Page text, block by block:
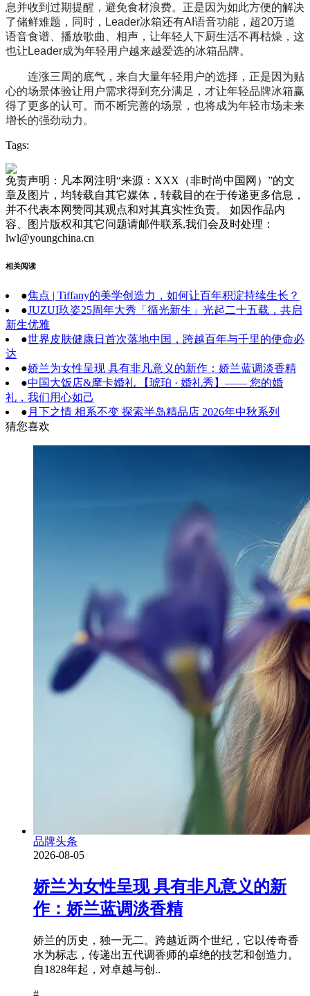
息并收到过期提醒，避免食材浪费。正是因为如此方便的解决
了储鲜难题，同时，Leader冰箱还有AI语音功能，超20万道
语音食谱、播放歌曲、相声，让年轻人下厨生活不再枯燥，这
也让Leader成为年轻用户越来越爱选的冰箱品牌。
连涨三周的底气，来自大量年轻用户的选择，正是因为贴
心的场景体验让用户需求得到充分满足，才让年轻品牌冰箱赢
得了更多的认可。而不断完善的场景，也将成为年轻市场未来
增长的强劲动力。
Tags:
免责声明：凡本网注明“来源：XXX（非时尚中国网）”的文
章及图片，均转载自其它媒体，转载目的在于传递更多信息，
并不代表本网赞同其观点和对其真实性负责。 如因作品内
容、图片版权和其它问题请邮件联系,我们会及时处理：
lwl@youngchina.cn
相关阅读
●焦点 | Tiffany的美学创造力，如何让百年积淀持续生长？
●JUZUI玖姿25周年大秀「循光新生」光起二十五载，共启
新生优雅
●世界皮肤健康日首次落地中国，跨越百年与千里的使命必
达
●娇兰为女性呈现 具有非凡意义的新作：娇兰蓝调淡香精
●中国大饭店&摩卡婚礼 【琥珀 · 婚礼秀】—— 您的婚
礼，我们用心如己
● 月下之情 相系不变 探索半岛精品店 2026年中秋系列
猜您喜欢
品牌头条
2026-08-05
娇兰为女性呈现 具有非凡意义的新
作：娇兰蓝调淡香精
娇兰的历史，独一无二。跨越近两个世纪，它以传奇香
水为标志，传递出五代调香师的卓绝的技艺和创造力。
自1828年起，对卓越与创..